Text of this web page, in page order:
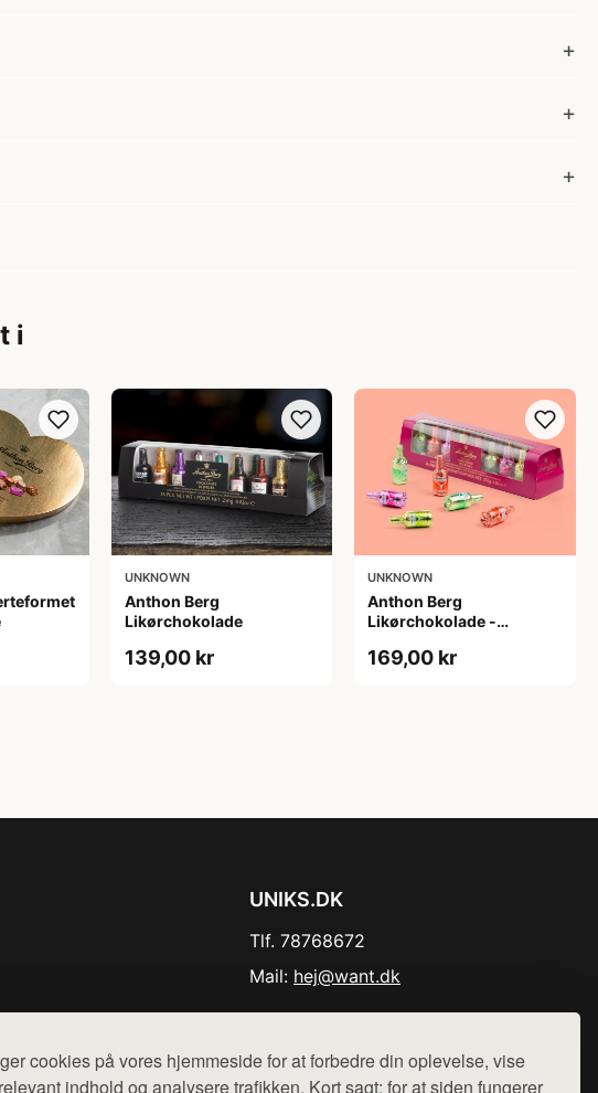
cookies på vores hjemmeside for at forbedre din oplevelse, vise
indhold og analysere trafikken. Kort sagt: for at siden fungerer
i
UNKNOWN
Anthon Berg
Likørchokolade
139,00 kr
UNKNOWN
Anthon Berg
Likørchokolade -
169,00 kr
UNIKS.DK
Tlf. 78768672
Mail: hej@want.dk